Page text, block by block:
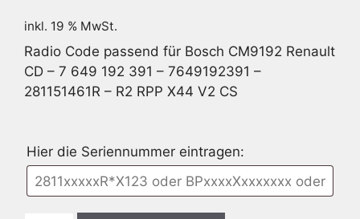
inkl. 19 % MwSt.
Radio Code passend für Bosch CM9192 Renault
CD – 7 649 192 391 – 7649192391 –
281151461R – R2 RPP X44 V2 CS
Hier die Seriennummer eintragen: